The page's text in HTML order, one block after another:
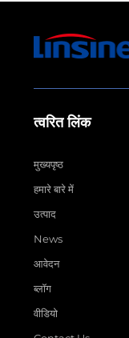
त्वरित लिंक
मुख्यपृष्ठ
हमारे बारे में
उत्पाद
News
आवेदन
ब्लॉग
वीडियो